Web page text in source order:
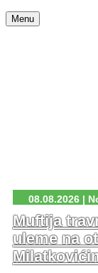
Menu
08.08.2026 |
Muftija
uleme na